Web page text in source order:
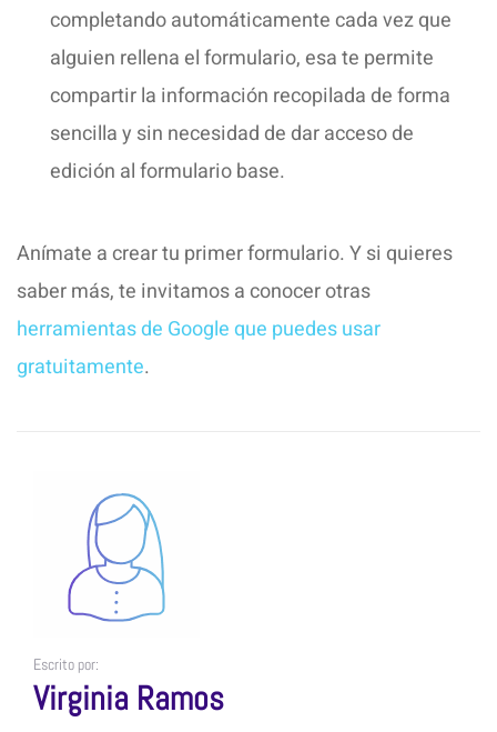
completando automáticamente cada vez que
alguien rellena el formulario, esa te permite
compartir la información recopilada de forma
sencilla y sin necesidad de dar acceso de
edición al formulario base.
Anímate a crear tu primer formulario. Y si quieres
saber más, te invitamos a conocer otras
herramientas de Google que puedes usar
gratuitamente.
Escrito por:
Virginia Ramos